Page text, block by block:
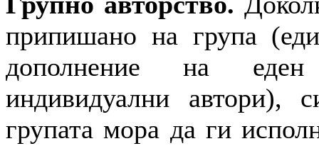
припишано на група
дополнение на
индивидуални автори),
групата мора да ги